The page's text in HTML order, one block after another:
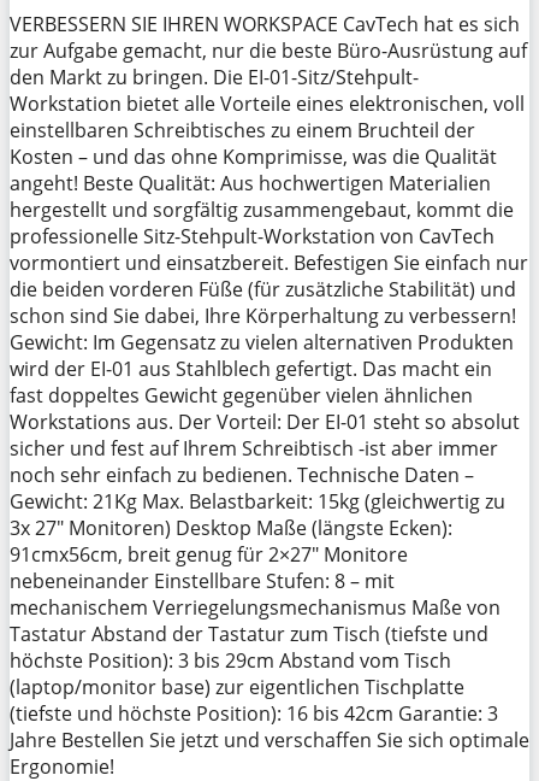
VERBESSERN SIE IHREN WORKSPACE CavTech hat es sich
zur Aufgabe gemacht, nur die beste Büro-Ausrüstung auf
den Markt zu bringen. Die EI-01-Sitz/Stehpult-
Workstation bietet alle Vorteile eines elektronischen, voll
einstellbaren Schreibtisches zu einem Bruchteil der
Kosten – und das ohne Komprimisse, was die Qualität
angeht! Beste Qualität: Aus hochwertigen Materialien
hergestellt und sorgfältig zusammengebaut, kommt die
professionelle Sitz-Stehpult-Workstation von CavTech
vormontiert und einsatzbereit. Befestigen Sie einfach nur
die beiden vorderen Füße (für zusätzliche Stabilität) und
schon sind Sie dabei, Ihre Körperhaltung zu verbessern!
Gewicht: Im Gegensatz zu vielen alternativen Produkten
wird der EI-01 aus Stahlblech gefertigt. Das macht ein
fast doppeltes Gewicht gegenüber vielen ähnlichen
Workstations aus. Der Vorteil: Der EI-01 steht so absolut
sicher und fest auf Ihrem Schreibtisch -ist aber immer
noch sehr einfach zu bedienen. Technische Daten –
Gewicht: 21Kg Max. Belastbarkeit: 15kg (gleichwertig zu
3x 27″ Monitoren) Desktop Maße (längste Ecken):
91cmx56cm, breit genug für 2×27″ Monitore
nebeneinander Einstellbare Stufen: 8 – mit
mechanischem Verriegelungsmechanismus Maße von
Tastatur Abstand der Tastatur zum Tisch (tiefste und
höchste Position): 3 bis 29cm Abstand vom Tisch
(laptop/monitor base) zur eigentlichen Tischplatte
(tiefste und höchste Position): 16 bis 42cm Garantie: 3
Jahre Bestellen Sie jetzt und verschaffen Sie sich optimale
Ergonomie!